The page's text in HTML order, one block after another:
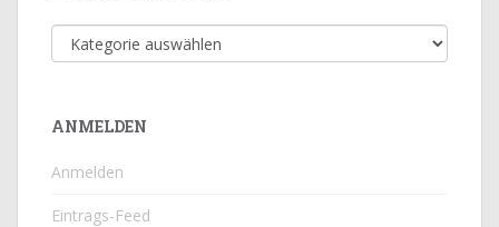
Beitragskategorie
ANMELDEN
Anmelden
Eintrags-Feed